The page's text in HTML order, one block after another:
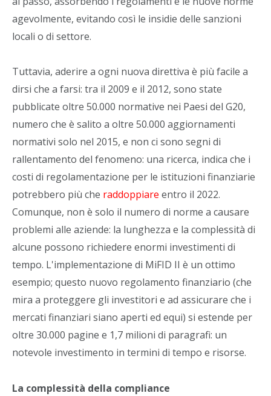
agevolmente, evitando così le insidie​ delle sanzioni
locali o di settore.
Tuttavia, aderire a ogni nuova direttiva è più facile a
dirsi che a farsi: tra il 2009 e il 2012, sono state
pubblicate oltre 50.000 normative nei Paesi del G20,
numero che è salito a oltre 50.000 aggiornamenti
normativi solo nel 2015, e non ci sono segni di
rallentamento del fenomeno: una ricerca, indica che i
costi di regolamentazione per le istituzioni finanziarie
potrebbero più che raddoppiare entro il 2022.
Comunque, non è solo il numero di norme a causare
problemi alle aziende: la lunghezza e la complessità di
alcune possono richiedere enormi investimenti di
tempo. L'implementazione di MiFID II è un ottimo
esempio; questo nuovo regolamento finanziario (che
mira a proteggere gli investitori e ad assicurare che i
mercati finanziari siano aperti ed equi) si estende per
oltre 30.000 pagine e 1,7 milioni di paragrafi: un
notevole investimento in termini di tempo e risorse.
La complessità della compliance